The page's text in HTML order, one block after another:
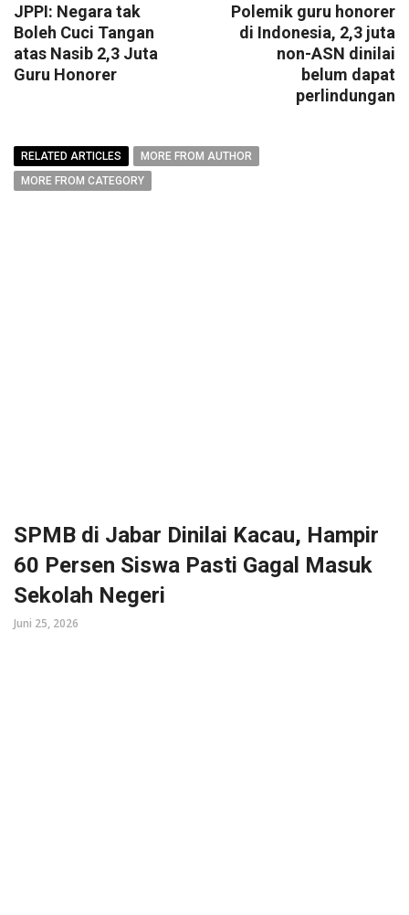
JPPI: Negara tak
Boleh Cuci Tangan
atas Nasib 2,3 Juta
Guru Honorer
Polemik guru honorer
di Indonesia, 2,3 juta
non-ASN dinilai
belum dapat
perlindungan
RELATED ARTICLES
MORE FROM AUTHOR
MORE FROM CATEGORY
SPMB di Jabar Dinilai Kacau, Hampir
60 Persen Siswa Pasti Gagal Masuk
Sekolah Negeri
Juni 25, 2026